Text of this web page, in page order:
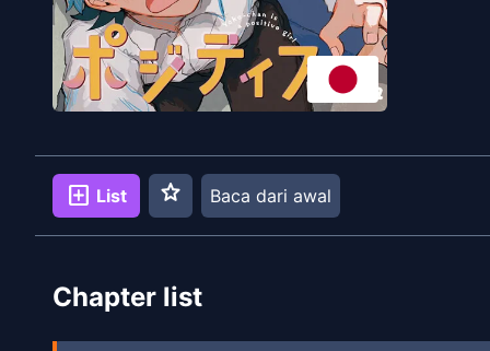
add_box List star Baca dari awal
Chapter list